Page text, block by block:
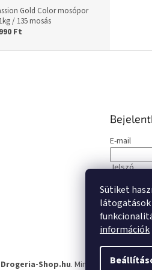
Sütiket
információk
Gold Color mosópor
/ 135 mosás
Ft
E-mail
Jelszó
Új
Drogeria-Shop.hu. Minden jog